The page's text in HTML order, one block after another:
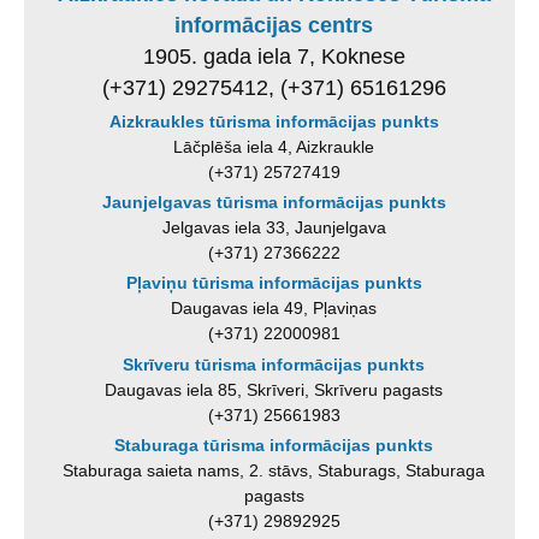
informācijas centrs
1905. gada iela 7, Koknese
(+371) 29275412, (+371) 65161296
Aizkraukles tūrisma informācijas punkts
Lāčplēša iela 4, Aizkraukle
(+371) 25727419
Jaunjelgavas tūrisma informācijas punkts
Jelgavas iela 33, Jaunjelgava
(+371) 27366222
Pļaviņu tūrisma informācijas punkts
Daugavas iela 49, Pļaviņas
(+371) 22000981
Skrīveru tūrisma informācijas punkts
Daugavas iela 85, Skrīveri, Skrīveru pagasts
(+371) 25661983
Staburaga tūrisma informācijas punkts
Staburaga saieta nams, 2. stāvs, Staburags, Staburaga
pagasts
(+371) 29892925